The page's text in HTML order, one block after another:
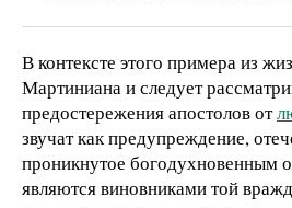
В контексте этого примера из
Мартиниана и следует
предостережения апостолов от
звучат как предупреждение,
проникнутое богодухновенным
являются виновниками той